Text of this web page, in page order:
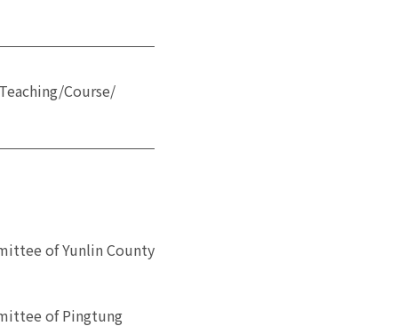
Course/
of Yunlin County
of Pingtung